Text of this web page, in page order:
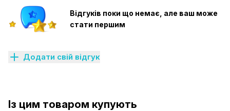
Відгуків поки що немає, але ваш може
стати першим
Додати свій відгук
Із цим товаром купують